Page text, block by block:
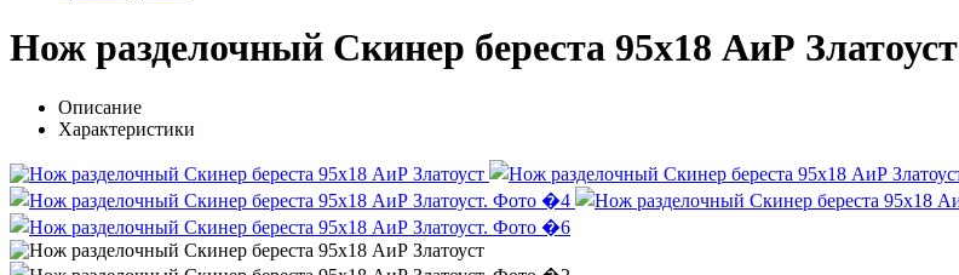
Нож разделочный Скинер береста 95х18 АиР Златоуст
Описание
Характеристики